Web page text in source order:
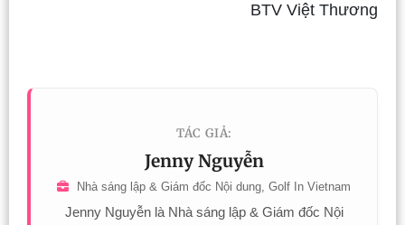
BTV Việt Thương
TÁC GIẢ:
Jenny Nguyễn
Nhà sáng lập & Giám đốc Nội dung, Golf In Vietnam
Jenny Nguyễn là Nhà sáng lập & Giám đốc Nội